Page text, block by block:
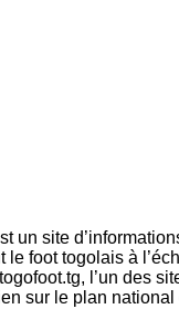
un site
le foot togolais à
l’un des
sur le plan